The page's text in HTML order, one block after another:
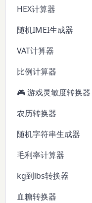
HEX计算器
随机IMEI生成器
VAT计算器
比例计算器
🎮 游戏灵敏度转换器
农历转换器
随机字符串生成器
毛利率计算器
kg到lbs转换器
血糖转换器